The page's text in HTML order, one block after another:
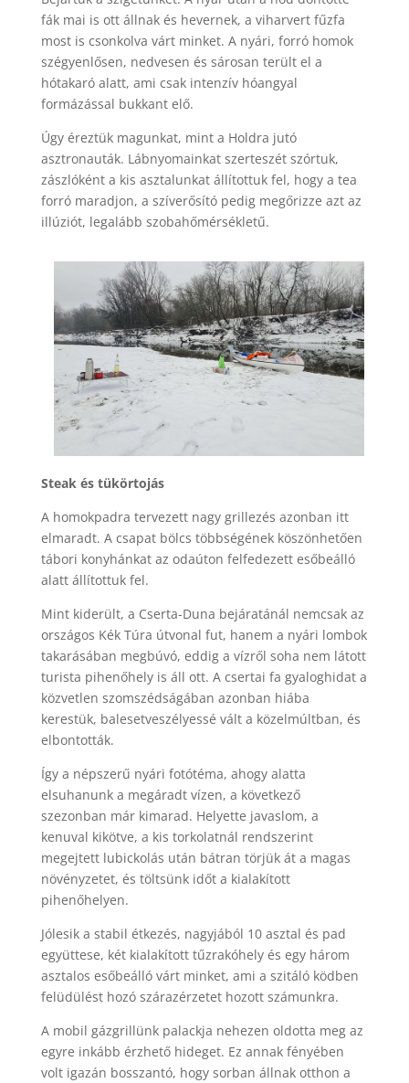
fák mai is ott állnak és hevernek, a viharvert fűzfa
most is csonkolva várt minket. A nyári, forró homok
szégyenlősen, nedvesen és sárosan terült el a
hótakaró alatt, ami csak intenzív hóangyal
formázással bukkant elő.
Úgy éreztük magunkat, mint a Holdra jutó
asztronauták. Lábnyomainkat szerteszét szórtuk,
zászlóként a kis asztalunkat állítottuk fel, hogy a tea
forró maradjon, a szíverősító pedig megőrizze azt az
illúziót, legalább szobahőmérsékletű.
Steak és tükörtojás
A homokpadra tervezett nagy grillezés azonban itt
elmaradt. A csapat bölcs többségének köszönhetően
tábori konyhánkat az odaúton felfedezett esőbeálló
alatt állítottuk fel.
Mint kiderült, a Cserta-Duna bejáratánál nemcsak az
országos Kék Túra útvonal fut, hanem a nyári lombok
takarásában megbúvó, eddig a vízről soha nem látott
turista pihenőhely is áll ott. A csertai fa gyaloghidat a
közvetlen szomszédságában azonban hiába
kerestük, balesetveszélyessé vált a közelmúltban, és
elbontották.
Így a népszerű nyári fotótéma, ahogy alatta
elsuhanunk a megáradt vízen, a következő
szezonban már kimarad. Helyette javaslom, a
kenuval kikötve, a kis torkolatnál rendszerint
megejtett lubickolás után bátran törjük át a magas
növényzetet, és töltsünk időt a kialakított
pihenőhelyen.
Jólesik a stabil étkezés, nagyjából 10 asztal és pad
együttese, két kialakított tűzrakóhely és egy három
asztalos esőbeálló várt minket, ami a szitáló ködben
felüdülést hozó szárazérzetet hozott számunkra.
A mobil gázgrillünk palackja nehezen oldotta meg az
egyre inkább érzhető hideget. Ez annak fényében
volt igazán bosszantó, hogy sorban állnak otthon a